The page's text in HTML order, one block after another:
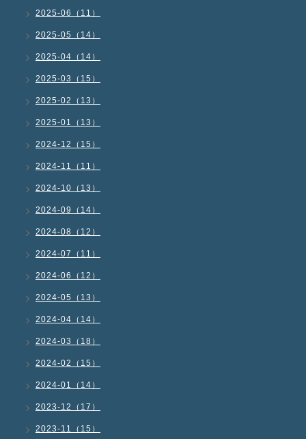
2025-06（11）
2025-05（14）
2025-04（14）
2025-03（15）
2025-02（13）
2025-01（13）
2024-12（15）
2024-11（11）
2024-10（13）
2024-09（14）
2024-08（12）
2024-07（11）
2024-06（12）
2024-05（13）
2024-04（14）
2024-03（18）
2024-02（15）
2024-01（14）
2023-12（17）
2023-11（15）